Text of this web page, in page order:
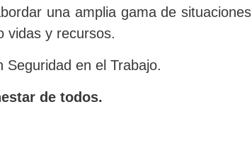
una amplia gama de situaciones
vidas y recursos.
en el Trabajo.
de todos.